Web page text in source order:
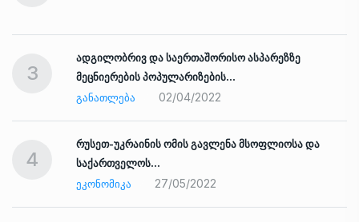
3
ადგილობრივ და საერთაშორისო ასპარეზზე
მეცნიერების პოპულარიზების…
ᲒᲐᲜᲐᲗᲚᲔᲑᲐ
02/04/2022
4
რუსეთ-უკრაინის ომის გავლენა მსოფლიოსა და
საქართველოს…
ᲔᲙᲝᲜᲝᲛᲘᲙᲐ
27/05/2022